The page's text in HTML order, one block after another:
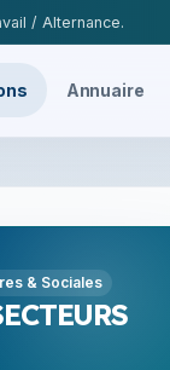
/ Alternance.
Annuaire
& Sociales